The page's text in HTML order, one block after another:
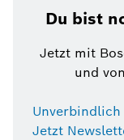
Du bist
Jetzt mit
und
Jetzt